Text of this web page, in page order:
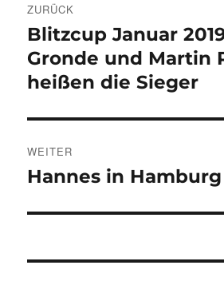
ZURÜCK
Vorheriger
Beitrag:
Blitzcup Januar
Gronde und Martin
heißen die Sieger
WEITER
Nächster
Hannes in Hamburg